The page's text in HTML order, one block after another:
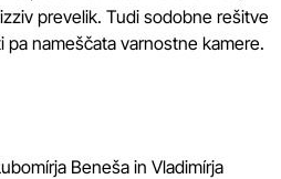
prevelik. Tudi sodobne rešitve
nameščata varnostne kamere.
Beneša in Vladimírja